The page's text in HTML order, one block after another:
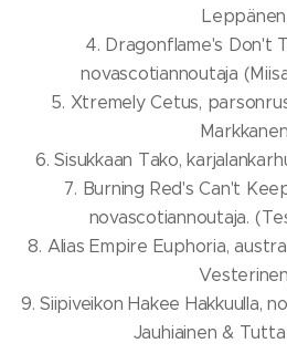
4. Dragonflame's Don't
novascotiannoutaja
5. Xtremely Cetus,
6. Sisukkaan Tako,
7. Burning Red's Can't
novascotiannoutaja.
8. Alias Empire Euphoria,
9. Siipiveikon Hakee Hakkuulla,
Jauhiainen &